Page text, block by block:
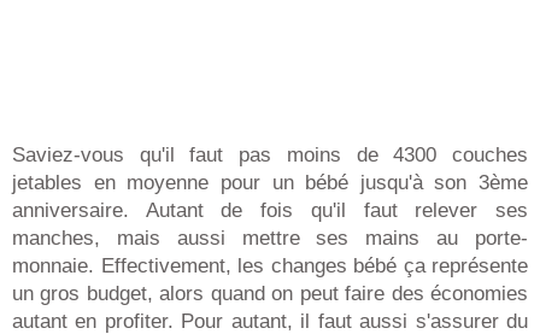
Saviez-vous qu'il faut pas moins de 4300 couches
jetables en moyenne pour un bébé jusqu'à son 3ème
anniversaire. Autant de fois qu'il faut relever ses
manches, mais aussi mettre ses mains au porte-
monnaie. Effectivement, les changes bébé ça représente
un gros budget, alors quand on peut faire des économies
autant en profiter. Pour autant, il faut aussi s'assurer du